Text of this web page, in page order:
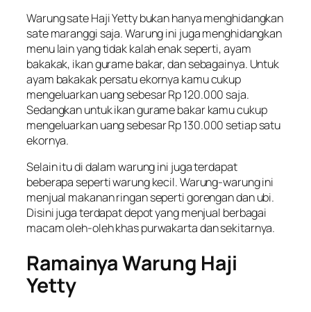
Warung sate Haji Yetty bukan hanya menghidangkan
sate maranggi saja. Warung ini juga menghidangkan
menu lain yang tidak kalah enak seperti, ayam
bakakak, ikan gurame bakar, dan sebagainya. Untuk
ayam bakakak persatu ekornya kamu cukup
mengeluarkan uang sebesar Rp 120.000 saja.
Sedangkan untuk ikan gurame bakar kamu cukup
mengeluarkan uang sebesar Rp 130.000 setiap satu
ekornya.
Selain itu di dalam warung ini juga terdapat
beberapa seperti warung kecil. Warung-warung ini
menjual makanan ringan seperti gorengan dan ubi.
Disini juga terdapat depot yang menjual berbagai
macam oleh-oleh khas purwakarta dan sekitarnya.
Ramainya Warung Haji
Yetty